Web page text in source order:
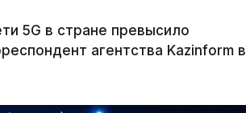
5G в стране превысило
агентства Kazinform в